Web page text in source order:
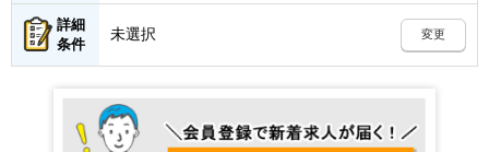
詳細
条件
未選択 変更